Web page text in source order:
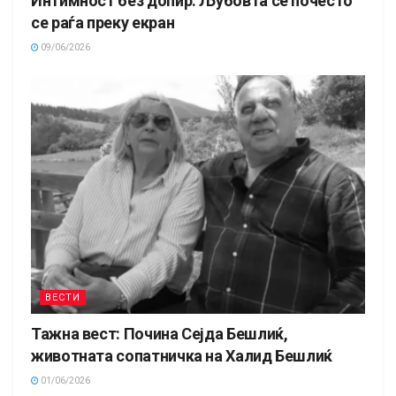
се раѓа преку екран
09/06/2026
ВЕСТИ
Тажна вест: Почина Сејда Бешлиќ,
животната сопатничка на Халид Бешлиќ
01/06/2026